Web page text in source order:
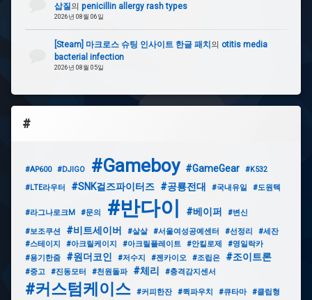
삽질의 penicillin allergy rash types
2026년 08월 06일
[Steam] 마크로스 슈팅 인사이트 한글 패치의 otitis media
bacterial infection
2026년 08월 05일
#
#AP600 #DJIGO #Gameboy #GameGear
#K532
#LTE라우터
#SNK걸즈파이터즈 #공룡전대 #국내유일 #도원텍
#라그나로크M #문의 #반다이 #베이퍼 #변신
#보조쿠션 #비트세이버 #살살 #서울여성공예센터 #선정리
#세잔
#스테이지
#아크릴케이지 #아크릴플레이트 #안킬로제
#영일락카
#용기한줌
#원더코인 #저수지 #젠카이오 #조립은 #조이트론
#중고 #진동모터 #천원돌파 #체리 #충격감지센서
#커스텀케이스 #커피한잔 #퀵파우치 #큐타마
#클립형